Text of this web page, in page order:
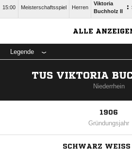
15:00 Meisterschaftsspiel Herren
Viktoria
Buchholz II
:
ALLE
Legende
TUS VIKTORIA
Niederrhein
1906
Gründungsjahr
SCHWARZ WEISS